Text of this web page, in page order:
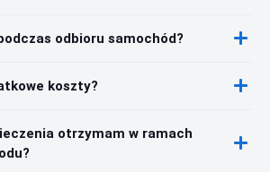
odbioru samochód?
koszty?
otrzymam w ramach